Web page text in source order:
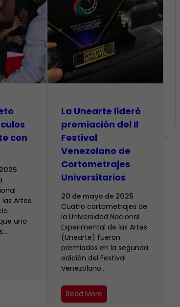
con
Artes
uno
La Unearte lideró
premiación del Il
Festival
Venezolano de
Cortometrajes
Universitarios
20 de mayo de 2025
Cuatro cortometrajes de
la Universidad Nacional
Experimental de las Artes
(Unearte) fueron
premiados en la segunda
edición del Festival
Venezolano…
Read More